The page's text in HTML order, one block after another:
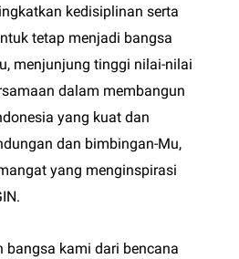
kedisiplinan serta
tetap menjadi bangsa
menjunjung tinggi nilai-nilai
dalam membangun
yang kuat dan
dan bimbingan-Mu,
yang menginspirasi
.
bangsa kami dari bencana